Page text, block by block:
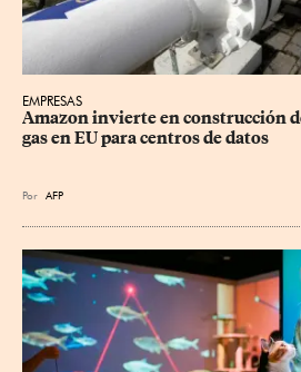
EMPRESAS
Amazon invierte en construcción
gas en EU para centros de datos
Por AFP